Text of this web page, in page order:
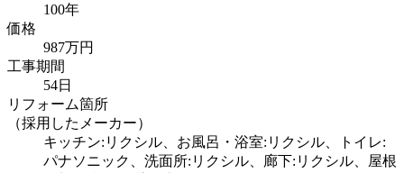
100年
価格
987万円
工事期間
54日
リフォーム箇所
（採用したメーカー）
キッチン:リクシル、お風呂・浴室:リクシル、トイレ:
パナソニック、洗面所:リクシル、廊下:リクシル、屋根